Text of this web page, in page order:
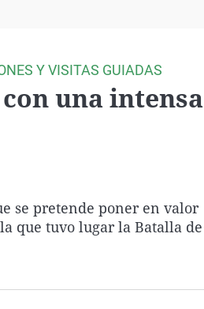
Y VISITAS GUIADAS
una intensa
se pretende poner en valor
que tuvo lugar la Batalla de